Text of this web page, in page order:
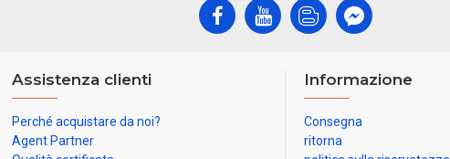
Assistenza clienti
Perché acquistare da noi?
Agent Partner
Informazione
Consegna
ritorna